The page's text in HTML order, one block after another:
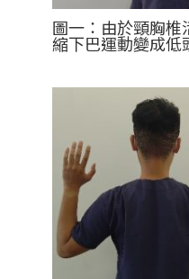
圖一：由於頸胸椎
縮下巴運動變成低